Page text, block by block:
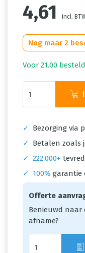
4,61 incl.
Nog maar 2
Voor 21.00
✓ Bezorging via
✓
Betalen zoals
✓ 222.000+
✓
100% garantie
Offerte
Benieuwd naar
afname?